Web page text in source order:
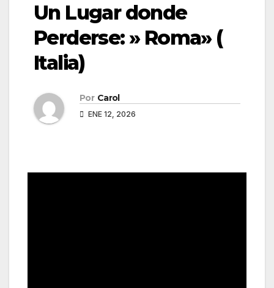
Un Lugar donde
Perderse: » Roma» (
Italia)
Por Carol
ENE 12, 2026